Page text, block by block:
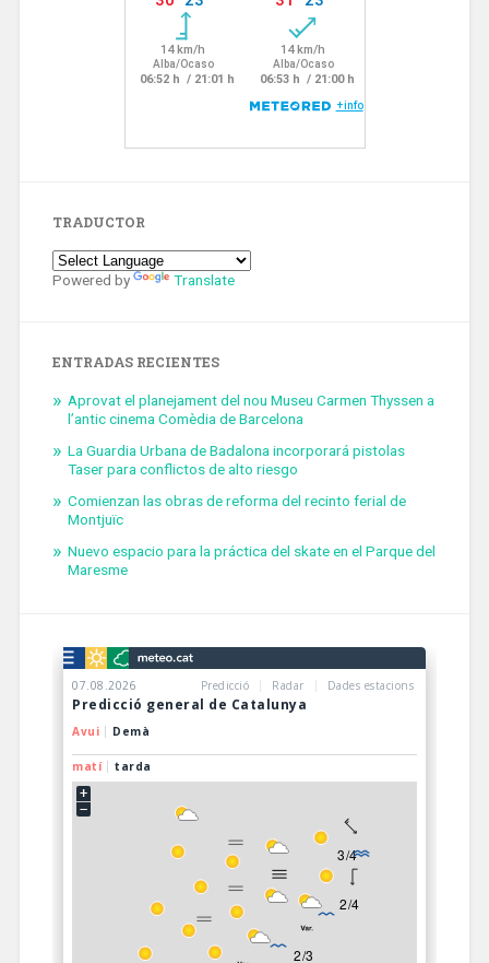
TRADUCTOR
Powered by Translate
ENTRADAS RECIENTES
Aprovat el planejament del nou Museu Carmen Thyssen a
l’antic cinema Comèdia de Barcelona
La Guardia Urbana de Badalona incorporará pistolas
Taser para conflictos de alto riesgo
Comienzan las obras de reforma del recinto ferial de
Montjuïc
Nuevo espacio para la práctica del skate en el Parque del
Maresme